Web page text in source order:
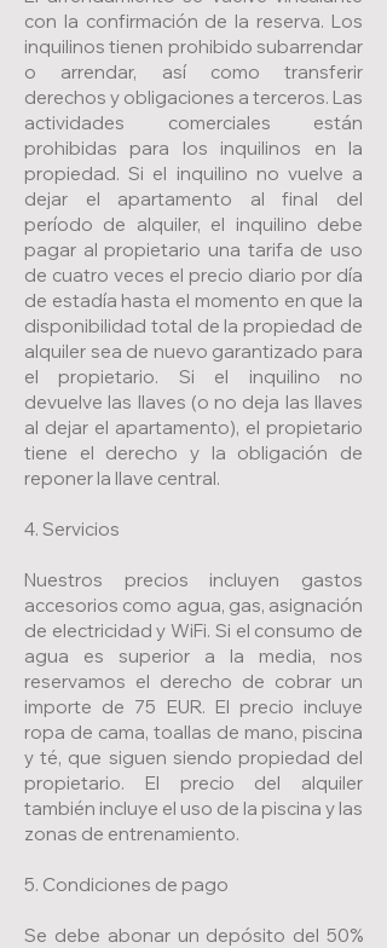
con la confirmación de la reserva. Los
inquilinos tienen prohibido subarrendar
o arrendar, así como transferir
derechos y obligaciones a terceros. Las
actividades comerciales están
prohibidas para los inquilinos en la
propiedad. Si el inquilino no vuelve a
dejar el apartamento al final del
período de alquiler, el inquilino debe
pagar al propietario una tarifa de uso
de cuatro veces el precio diario por día
de estadía hasta el momento en que la
disponibilidad total de la propiedad de
alquiler sea de nuevo garantizado para
el propietario. Si el inquilino no
devuelve las llaves (o no deja las llaves
al dejar el apartamento), el propietario
tiene el derecho y la obligación de
reponer la llave central.
4. Servicios
Nuestros precios incluyen gastos
accesorios como agua, gas, asignación
de electricidad y WiFi. Si el consumo de
agua es superior a la media, nos
reservamos el derecho de cobrar un
importe de 75 EUR. El precio incluye
ropa de cama, toallas de mano, piscina
y té, que siguen siendo propiedad del
propietario. El precio del alquiler
también incluye el uso de la piscina y las
zonas de entrenamiento.
5. Condiciones de pago
Se debe abonar un depósito del 50%